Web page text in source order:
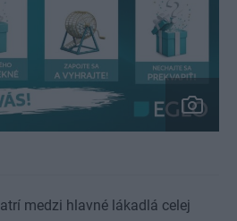
medzi hlavné lákadlá celej